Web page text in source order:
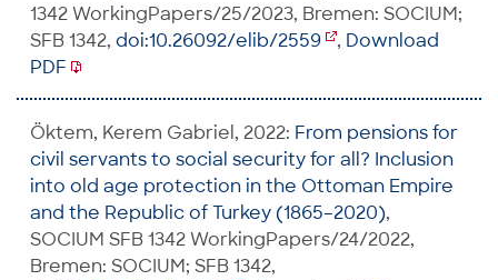
1342 WorkingPapers/25/2023, Bremen: SOCIUM;
SFB 1342, doi:10.26092/elib/2559 , Download
PDF
Öktem, Kerem Gabriel, 2022: From pensions for
civil servants to social security for all? Inclusion
into old age protection in the Ottoman Empire
and the Republic of Turkey (1865–2020),
SOCIUM SFB 1342 WorkingPapers/24/2022,
Bremen: SOCIUM; SFB 1342,